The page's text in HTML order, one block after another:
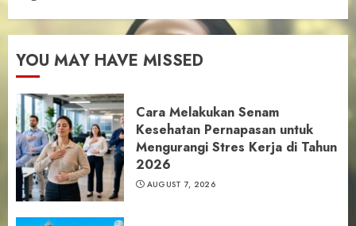
YOU MAY HAVE MISSED
Cara Melakukan Senam
Kesehatan Pernapasan untuk
Mengurangi Stres Kerja di Tahun
2026
AUGUST 7, 2026